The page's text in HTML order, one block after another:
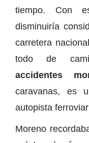
tiempo. Con
disminuiría
carretera
todo de
accidentes
caravanas, es
autopista
Moreno